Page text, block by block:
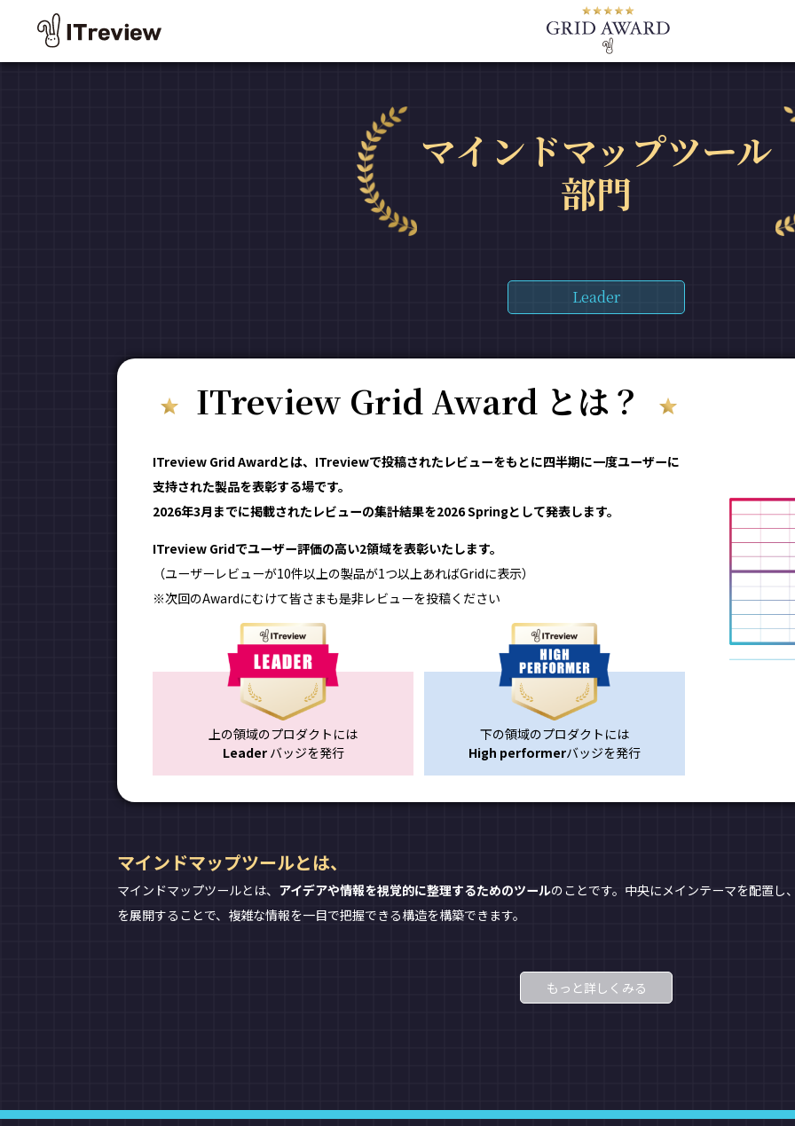
マインドマップツール
部門
Leader
ITreview Grid Award とは？
ITreview Grid Awardとは、ITreviewで投稿されたレビューをもとに四半期に一度ユーザーに
支持された製品を表彰する場です。
2026年3月までに掲載されたレビューの集計結果を2026 Springとして発表します。
ITreview Gridでユーザー評価の高い2領域を表彰いたします。
（ユーザーレビューが10件以上の製品が1つ以上あればGridに表示）
※次回のAwardにむけて皆さまも是非レビューを投稿ください
上の領域のプロダクトには
Leaderバッジを発行
下の領域のプロダクトには
High performerバッジを発行
マインドマップツールとは、
マインドマップツールとは、 アイデアや情報を視覚的に整理するためのツールのことです。中央にメインテーマを配置
を展開することで、複雑な情報を一目で把握できる構造を構築できます。
もっと詳しくみる